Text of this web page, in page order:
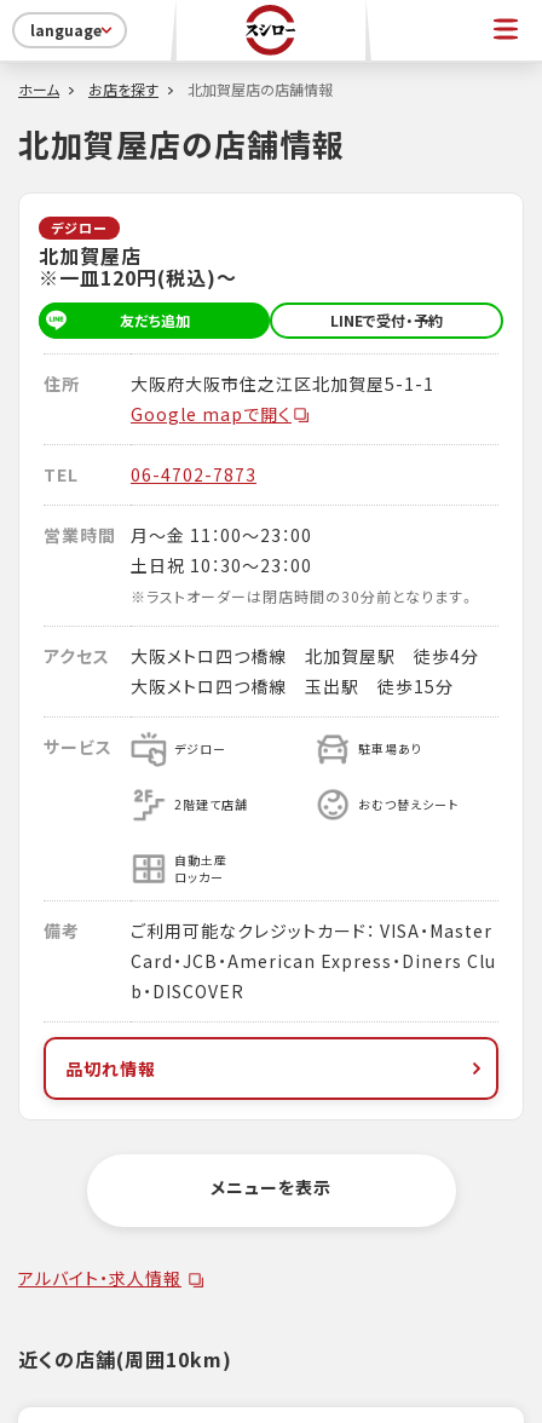
language
ホーム お店を探す 北加賀屋店の店舗情報
北加賀屋店の店舗情報
デジロー
北加賀屋店
※一皿120円(税込)～
友だち追加 LINEで受付・予約
住所
大阪府大阪市住之江区北加賀屋5-1-1
Google mapで開く
TEL 06-4702-7873
営業時間
月～金 11：00～23：00
土日祝 10：30～23：00
※ラストオーダーは閉店時間の30分前となります。
アクセス
大阪メトロ四つ橋線 北加賀屋駅 徒歩4分
大阪メトロ四つ橋線 玉出駅 徒歩15分
サービス デジロー 駐車場あり
2階建て店舗 おむつ替えシート
自動土産
ロッカー
備考
ご利用可能なクレジットカード： VISA・Master
Card・JCB・American Express・Diners Clu
b・DISCOVER
品切れ情報
メニューを表示
アルバイト・求人情報
近くの店舗(周囲10km)